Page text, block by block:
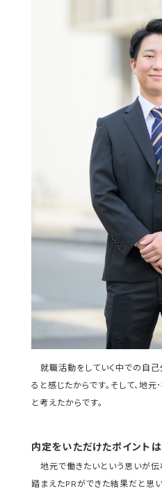
就職活動をしていく中での自己
ると感じたからです。そして、地
と考えたからです。
内定をいただけたポイント
地元で働きたいという思いが伝
踏まえたPRができた結果だと思